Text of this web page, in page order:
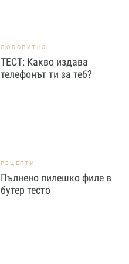
ЛЮБОПИТНО
ТЕСТ: Какво издава
телефонът ти за теб?
РЕЦЕПТИ
Пълнено пилешко филе в
бутер тесто